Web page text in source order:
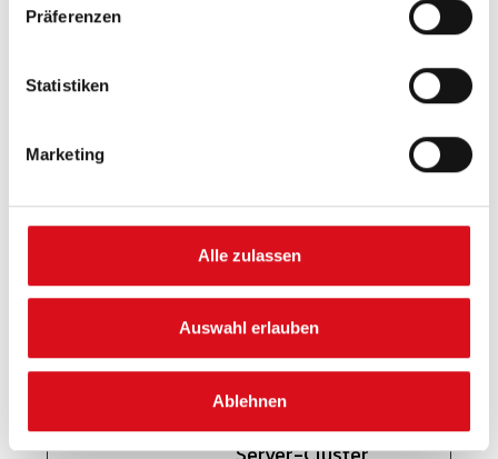
Präferenzen
Statistiken
Marketing
Alle zulassen
Auswahl erlauben
Ablehnen
an Informationen zu erinnern, die die Art beeinflussen,
wie sich eine Webseite verhält oder aussieht, wie z. B.
Name
Maximale
__zlcst
ore
Zendes
k
Notwendig für
die
Funktionalität
der Chat-Box-
Funktion der
Webseite.
Sitzu
ng
LinkedIn
Registriert,
welcher